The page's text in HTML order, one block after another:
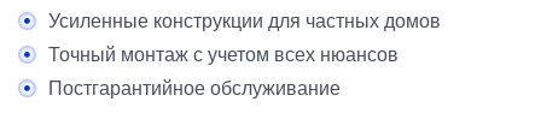
Усиленные конструкции для частных домов
Точный монтаж с учетом всех нюансов
Постгарантийное обслуживание